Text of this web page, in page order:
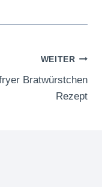
WEITER
Bratwürstchen
Rezept